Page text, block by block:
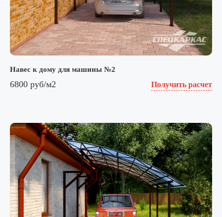
Навес к дому для машины №2
6800 руб/м2 Получить расчет